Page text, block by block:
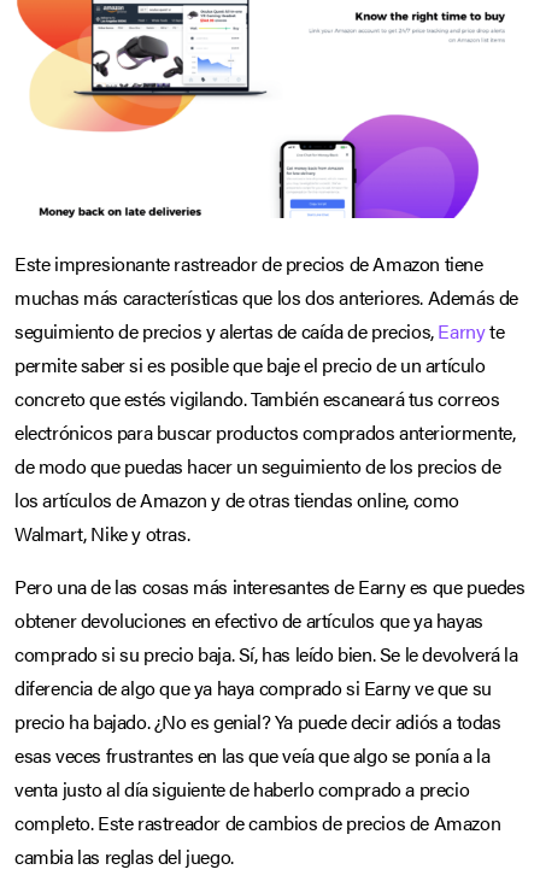
Este impresionante rastreador de precios de Amazon tiene
muchas más características que los dos anteriores. Además de
seguimiento de precios y alertas de caída de precios,Earnyte
permite saber si es posible que baje el precio de un artículo
concreto que estés vigilando. También escaneará tus correos
electrónicos para buscar productos comprados anteriormente,
de modo que puedas hacer un seguimiento de los precios de
los artículos de Amazon y de otras tiendas online, como
Walmart, Nike y otras.
Pero una de las cosas más interesantes de Earny es que puedes
obtener devoluciones en efectivo de artículos que ya hayas
comprado si su precio baja. Sí, has leído bien. Se le devolverá la
diferencia de algo que ya haya comprado si Earny ve que su
precio ha bajado. ¿No es genial? Ya puede decir adiós a todas
esas veces frustrantes en las que veía que algo se ponía a la
venta justo al día siguiente de haberlo comprado a precio
completo. Este rastreador de cambios de precios de Amazon
cambia las reglas del juego.